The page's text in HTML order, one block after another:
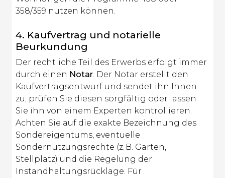
358/359 nutzen können.
4. Kaufvertrag und notarielle
Beurkundung
Der rechtliche Teil des Erwerbs erfolgt immer
durch einen Notar. Der Notar erstellt den
Kaufvertragsentwurf und sendet ihn Ihnen
zu; prüfen Sie diesen sorgfältig oder lassen
Sie ihn von einem Experten kontrollieren.
Achten Sie auf die exakte Bezeichnung des
Sondereigentums, eventuelle
Sondernutzungsrechte (z. B. Garten,
Stellplatz) und die Regelung der
Instandhaltungsrücklage. Für